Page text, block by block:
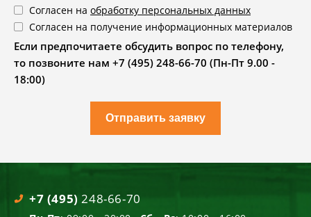
Согласен на обработку персональных данных
Согласен на получение информационных материалов
Если предпочитаете обсудить вопрос по телефону,
то позвоните нам +7 (495) 248-66-70 (Пн-Пт 9.00 -
18:00)
Отправить заявку
+7 (495) 248-66-70